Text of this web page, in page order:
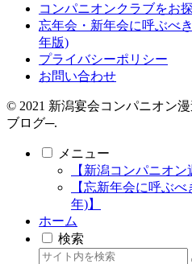
コンパニオンクラブをお
忘年会・新年会に呼ぶべ
年版)
プライバシーポリシー
お問い合わせ
© 2021 新潟宴会コンパニオン
ブログ─.
メニュー
【新潟コンパニオン
【忘新年会に呼ぶ
年)】
ホーム
検索